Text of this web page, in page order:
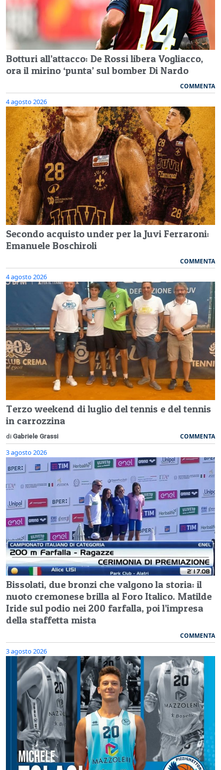
Botturi all’attacco: De Rossi libera Vogliacco,
ora il mirino ‘punta’ sul bomber Di Nardo
COMMENTA
4 agosto 2026
Secondo acquisto under per la Juvi Ferraroni:
Emanuele Boschiroli
COMMENTA
4 agosto 2026
Terzo weekend di luglio del tennis e del tennis
in carrozzina
di Gabriele Grassi COMMENTA
3 agosto 2026
Bissolati, due bronzi che valgono la storia: il
nuoto cremonese brilla al Foro Italico. Matilde
Iride sul podio nei 200 farfalla, poi l’impresa
della staffetta mista
COMMENTA
3 agosto 2026